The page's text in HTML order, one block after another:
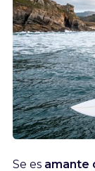
Se es amante